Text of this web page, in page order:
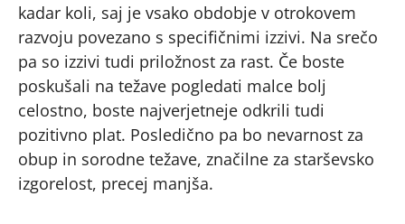
kadar koli, saj je vsako obdobje v otrokovem
razvoju povezano s specifičnimi izzivi. Na srečo
pa so izzivi tudi priložnost za rast. Če boste
poskušali na težave pogledati malce bolj
celostno, boste najverjetneje odkrili tudi
pozitivno plat. Posledično pa bo nevarnost za
obup in sorodne težave, značilne za starševsko
izgorelost, precej manjša.